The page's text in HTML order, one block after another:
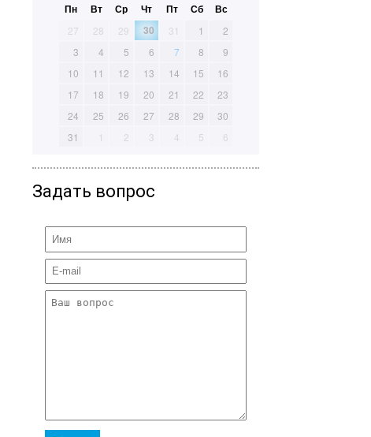
Пн Вт Ср Чт Пт Сб Вс
27 28 29 30 31 1
2
3
4 5 6 7 8
9
10
11 12 13 14 15
16
17
18 19 20 21 22
23
24
25 26 27 28 29
30
31
1 2 3 4 5 6
Задать вопрос